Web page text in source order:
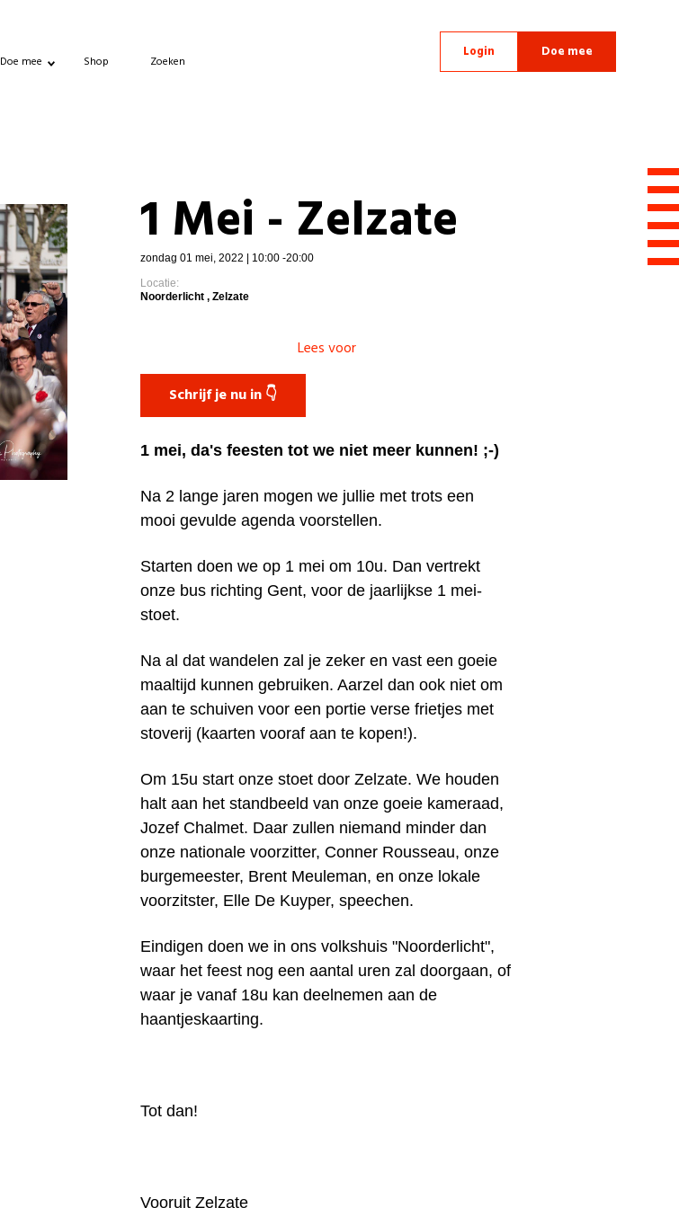
Doe mee Shop Zoeken
Login Doe mee
1 Mei - Zelzate
zondag 01 mei, 2022 | 10:00 -20:00
Locatie:
Noorderlicht , Zelzate
Lees voor
Schrijf je nu in 👇
1 mei, da's feesten tot we niet meer kunnen! ;-)
Na 2 lange jaren mogen we jullie met trots een
mooi gevulde agenda voorstellen.
Starten doen we op 1 mei om 10u. Dan vertrekt
onze bus richting Gent, voor de jaarlijkse 1 mei-
stoet.
Na al dat wandelen zal je zeker en vast een goeie
maaltijd kunnen gebruiken. Aarzel dan ook niet om
aan te schuiven voor een portie verse frietjes met
stoverij (kaarten vooraf aan te kopen!).
Om 15u start onze stoet door Zelzate. We houden
halt aan het standbeeld van onze goeie kameraad,
Jozef Chalmet. Daar zullen niemand minder dan
onze nationale voorzitter, Conner Rousseau, onze
burgemeester, Brent Meuleman, en onze lokale
voorzitster, Elle De Kuyper, speechen.
Eindigen doen we in ons volkshuis "Noorderlicht",
waar het feest nog een aantal uren zal doorgaan, of
waar je vanaf 18u kan deelnemen aan de
haantjeskaarting.
Tot dan!
Vooruit Zelzate